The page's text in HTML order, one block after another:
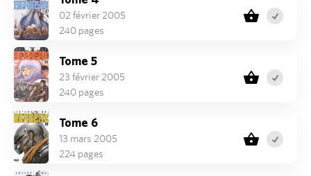
02 février 2005
240 pages
Tome 5
23 février 2005
240 pages
Tome 6
13 mars 2005
224 pages